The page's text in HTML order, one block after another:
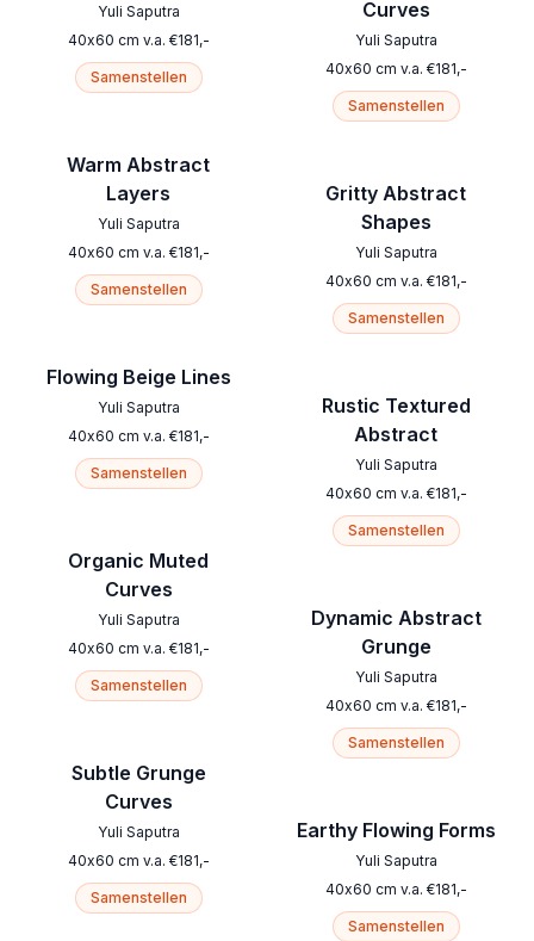
Yuli Saputra
40x60 cm v.a. €181,-
Samenstellen
Warm Abstract
Layers
Yuli Saputra
40x60 cm v.a. €181,-
Samenstellen
Flowing Beige Lines
Yuli Saputra
40x60 cm v.a. €181,-
Samenstellen
Organic Muted
Curves
Yuli Saputra
40x60 cm v.a. €181,-
Samenstellen
Subtle Grunge
Curves
Yuli Saputra
40x60 cm v.a. €181,-
Samenstellen
Curves
Yuli Saputra
40x60 cm v.a. €181,-
Samenstellen
Gritty Abstract
Shapes
Yuli Saputra
40x60 cm v.a. €181,-
Samenstellen
Rustic Textured
Abstract
Yuli Saputra
40x60 cm v.a. €181,-
Samenstellen
Dynamic Abstract
Grunge
Yuli Saputra
40x60 cm v.a. €181,-
Samenstellen
Earthy Flowing Forms
Yuli Saputra
40x60 cm v.a. €181,-
Samenstellen